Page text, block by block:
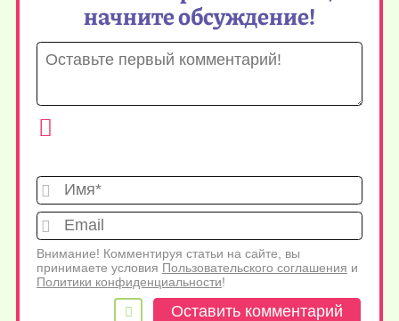
начните обсуждение!
Имя*
Внимание! Комментируя статьи на сайте, вы
принимаете условия Пользовательского соглашения и
Политики конфиденциальности!